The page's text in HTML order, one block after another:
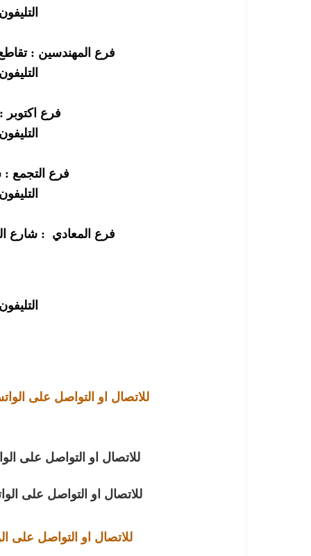
التليفون :
فرع المهندسين :
التليفون :
فرع اكتوبر
التليفون :
فرع التجمع :
التليفون :
فرع المعادي  : شارع
التليفون :
للاتصال او التواصل على
للاتصال او التواصل على
للاتصال او التواصل على
للاتصال او التواصل على